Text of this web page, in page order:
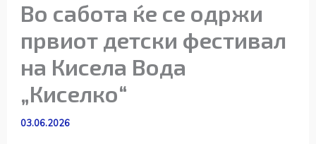
Во сабота ќе се одржи
првиот детски фестивал
на Кисела Вода
„Киселко“
03.06.2026